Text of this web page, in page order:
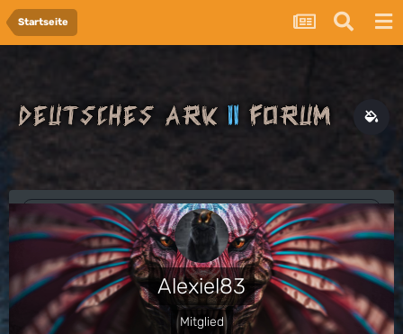
Startseite
Alexiel83
Mitglied